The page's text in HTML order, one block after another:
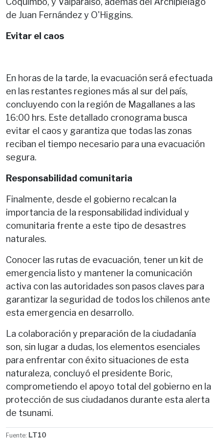
de Juan Fernández y O'Higgins.
Evitar el caos
En horas de la tarde, la evacuación será efectuada
en las restantes regiones más al sur del país,
concluyendo con la región de Magallanes a las
16:00 hrs. Este detallado cronograma busca
evitar el caos y garantiza que todas las zonas
reciban el tiempo necesario para una evacuación
segura.
Responsabilidad comunitaria
Finalmente, desde el gobierno recalcan la
importancia de la responsabilidad individual y
comunitaria frente a este tipo de desastres
naturales.
Conocer las rutas de evacuación, tener un kit de
emergencia listo y mantener la comunicación
activa con las autoridades son pasos claves para
garantizar la seguridad de todos los chilenos ante
esta emergencia en desarrollo.
La colaboración y preparación de la ciudadanía
son, sin lugar a dudas, los elementos esenciales
para enfrentar con éxito situaciones de esta
naturaleza, concluyó el presidente Boric,
comprometiendo el apoyo total del gobierno en la
protección de sus ciudadanos durante esta alerta
de tsunami.
Fuente: LT10